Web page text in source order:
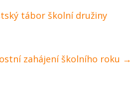
tábor školní družiny
zahájení školního roku →